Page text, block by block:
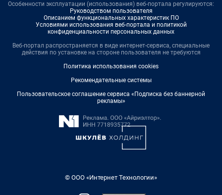
Особенности эксплуатации (использования) веб-портала регулируются:
Руководством пользователя
Описанием функциональных характеристик ПО
Условиями использования веб-портала и политикой
конфиденциальности персональных данных
Веб-портал распространяется в виде интернет-сервиса, специальные
действия по установке на стороне пользователя не требуются
Политика использования cookies
Рекомендательные системы
Пользовательское соглашение сервиса «Подписка без баннерной
рекламы»
© ООО «Интернет Технологии»